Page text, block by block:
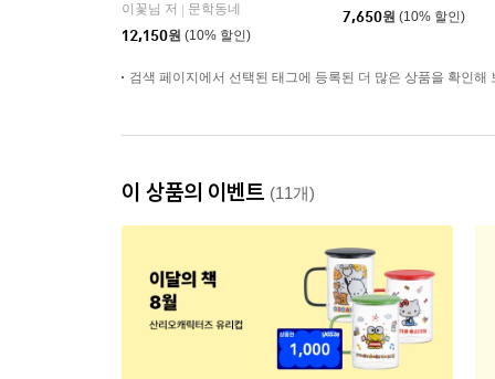
이꽃님 저
문학동네
12,150원 (10% 할인)
7,650원 (10% 할인)
검색 페이지에서 선택된 태그에 등록된 더 많은 상품을 확인해
이 상품의 이벤트 (11개)